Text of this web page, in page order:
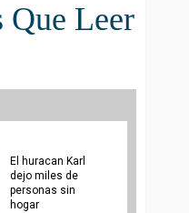
Que Leer
El huracan Karl
dejo miles de
personas sin
hogar